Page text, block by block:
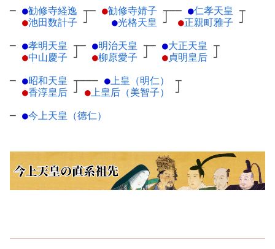
─ ●勧修寺経逸 ┬
●池田数計子 ┘
─ ●勧修寺婧子 ┬
●光格天皇 ┘
── ●仁孝天皇 ┬
●正親町雅子 ┘
─ ●孝明天皇 ┬
●中山慶子 ┘
─ ●明治天皇 ┬
●柳原愛子 ┘
─ ●大正天皇 ┬
●貞明皇后 ┘
─ ●昭和天皇 ┬
●香淳皇后 ┘
─── ●上皇（明仁）
┬
●上皇后（美智子） ┘
─ ●今上天皇（徳仁）